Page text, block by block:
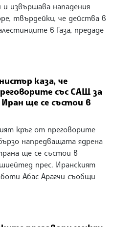
извършава нападения
твърдейки, че действа в
в Газа, предаде
каза, че
със САЩ за
ще се състои в
кръг от преговорите
напредващата ядрена
ще се състои в
прес. Иранският
Абас Арагчи съобщи